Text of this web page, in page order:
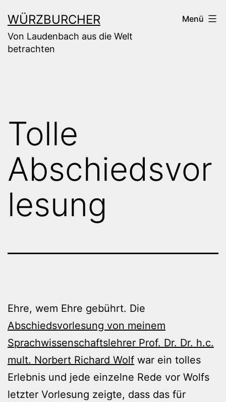
Inhalt
springen
WÜRZBURCHER
Von Laudenbach aus die Welt
betrachten
Menü
Tolle
Abschiedsvor
lesung
Ehre, wem Ehre gebührt. Die
Abschiedsvorlesung von meinem
Sprachwissenschaftslehrer Prof. Dr. Dr. h.c.
mult. Norbert Richard Wolf war ein tolles
Erlebnis und jede einzelne Rede vor Wolfs
letzter Vorlesung zeigte, dass das für